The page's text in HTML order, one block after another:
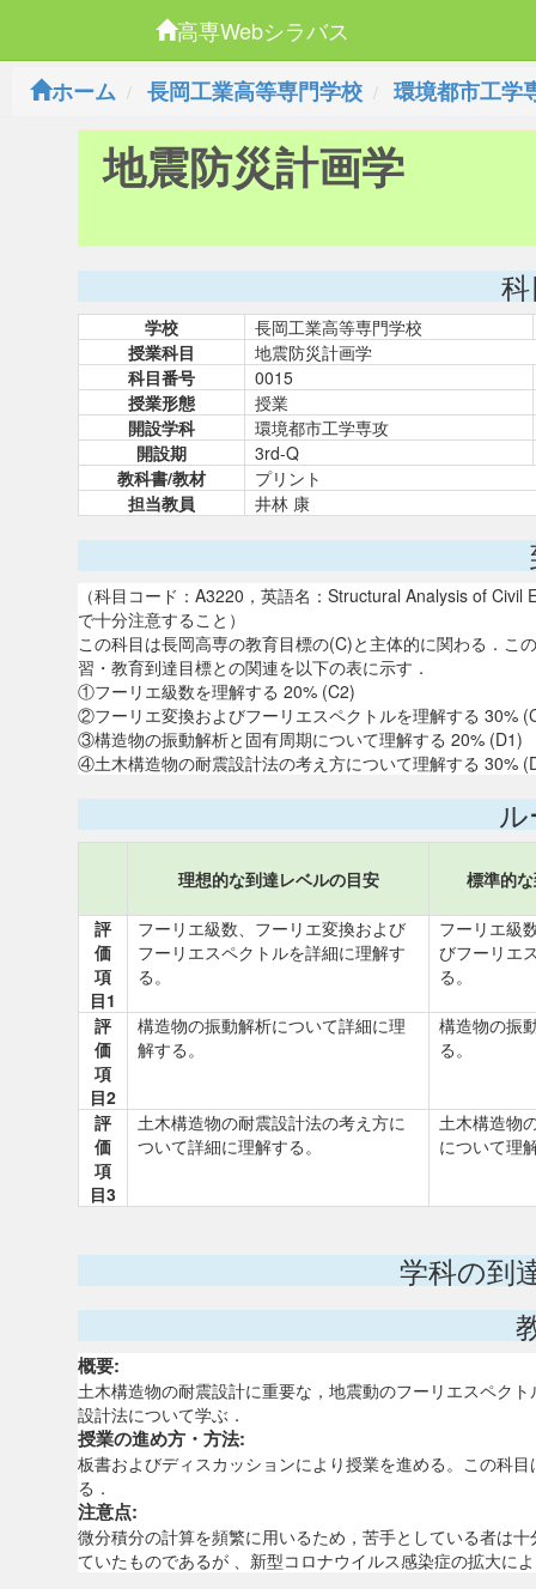
高専Webシラバス
ホーム
長岡工業高等専門学校 環境都市工学
地震防災計画学
学校
長岡工業高等専門学校
授業科目
地震防災計画学
科目番号
0015
授業形態
授業
開設学科
環境都市工学専攻
開設期
3rd-Q
教科書/教材
プリント
担当教員
井林 康
（科目コード：A3220，英語名：Structural Analysis of
で十分注意すること）
この科目は長岡高専の教育目標の(C)と主体的に関わる．こ
習・教育到達目標との関連を以下の表に示す．
①フーリエ級数を理解する 20% (C2)
②フーリエ変換およびフーリエスペクトルを理解する 30%
③構造物の振動解析と固有周期について理解する 20% (D1)
④土木構造物の耐震設計法の考え方について理解する 30%
理想的な到達レベルの目安 標準的
評
価
項
目1
フーリエ級数、フーリエ変換および
フーリエスペクトルを詳細に理解す
る。
フーリエ級
びフーリエ
る。
評
価
項
目2
構造物の振動解析について詳細に理
解する。
構造物の振
る。
評
価
項
目3
土木構造物の耐震設計法の考え方に
ついて詳細に理解する。
土木構造物
について理
学科の到
概要:
土木構造物の耐震設計に重要な，地震動のフーリエスペク
設計法について学ぶ．
授業の進め方・方法:
板書およびディスカッションにより授業を進める。この科
る．
注意点:
微分積分の計算を頻繁に用いるため，苦手としている者は
ていたものであるが 、新型コロナウイルス感染症の拡大に